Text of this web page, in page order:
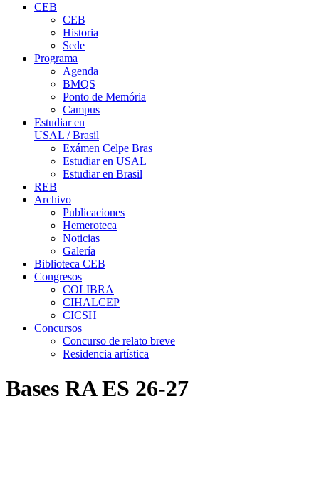
CEB
CEB
Historia
Sede
Programa
Agenda
BMQS
Ponto de Memória
Campus
Estudiar en
USAL / Brasil
Exámen Celpe Bras
Estudiar en USAL
Estudiar en Brasil
REB
Archivo
Publicaciones
Hemeroteca
Noticias
Galería
Biblioteca CEB
Congresos
COLIBRA
CIHALCEP
CICSH
Concursos
Concurso de relato breve
Residencia artística
Bases RA ES 26-27